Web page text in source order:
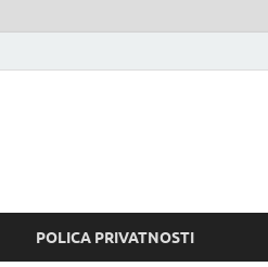
POLICA PRIVATNOSTI